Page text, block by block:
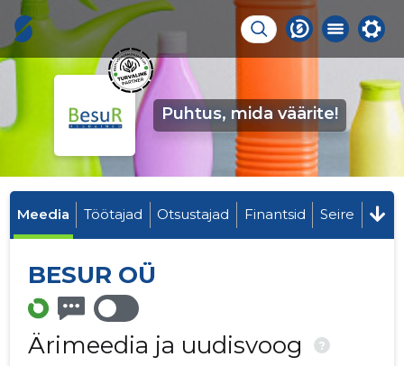
Puhtus, mida väärite!
Meedia Töötajad Otsustajad Finantsid Seire
BESUR OÜ
Ärimeedia ja uudisvoog ?